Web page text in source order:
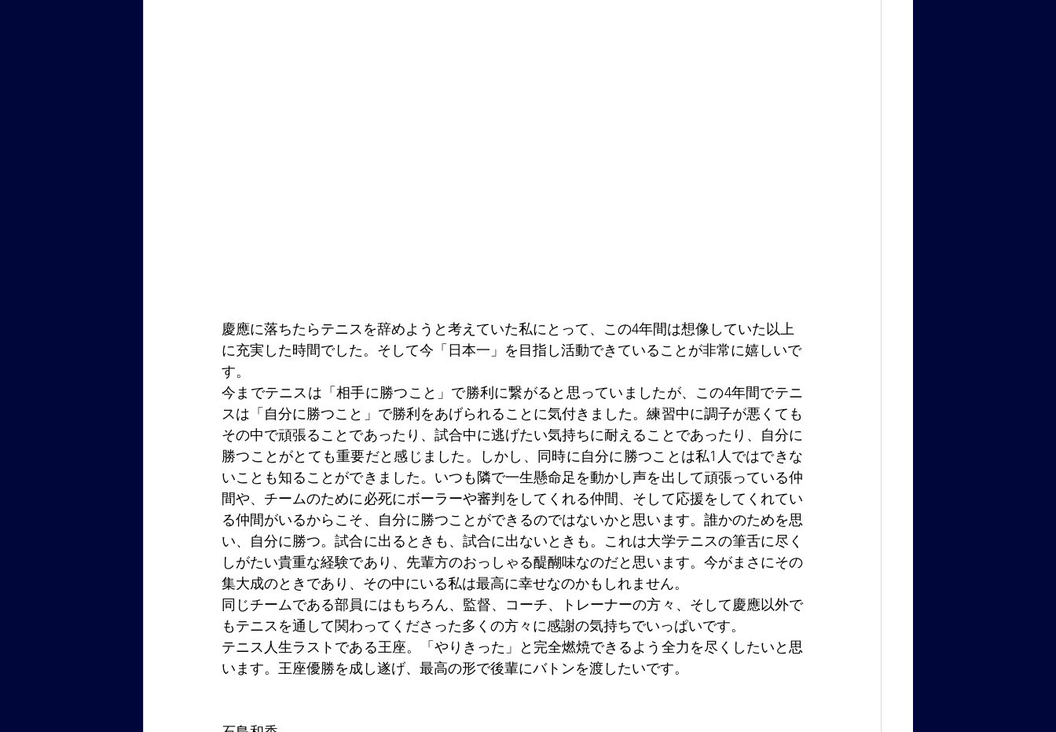
慶應に落ちたらテニスを辞めようと考えていた私にとって、この4年間は想像していた以上
に充実した時間でした。そして今「日本一」を目指し活動できていることが非常に嬉しいで
す。
今までテニスは「相手に勝つこと」で勝利に繋がると思っていましたが、この4年間でテニ
スは「自分に勝つこと」で勝利をあげられることに気付きました。練習中に調子が悪くても
その中で頑張ることであったり、試合中に逃げたい気持ちに耐えることであったり、自分に
勝つことがとても重要だと感じました。しかし、同時に自分に勝つことは私1人ではできな
いことも知ることができました。いつも隣で一生懸命足を動かし声を出して頑張っている仲
間や、チームのために必死にボーラーや審判をしてくれる仲間、そして応援をしてくれてい
る仲間がいるからこそ、自分に勝つことができるのではないかと思います。誰かのためを思
い、自分に勝つ。試合に出るときも、試合に出ないときも。これは大学テニスの筆舌に尽く
しがたい貴重な経験であり、先輩方のおっしゃる醍醐味なのだと思います。今がまさにその
集大成のときであり、その中にいる私は最高に幸せなのかもしれません。
同じチームである部員にはもちろん、監督、コーチ、トレーナーの方々、そして慶應以外で
もテニスを通して関わってくださった多くの方々に感謝の気持ちでいっぱいです。
テニス人生ラストである王座。「やりきった」と完全燃焼できるよう全力を尽くしたいと思
います。王座優勝を成し遂げ、最高の形で後輩にバトンを渡したいです。